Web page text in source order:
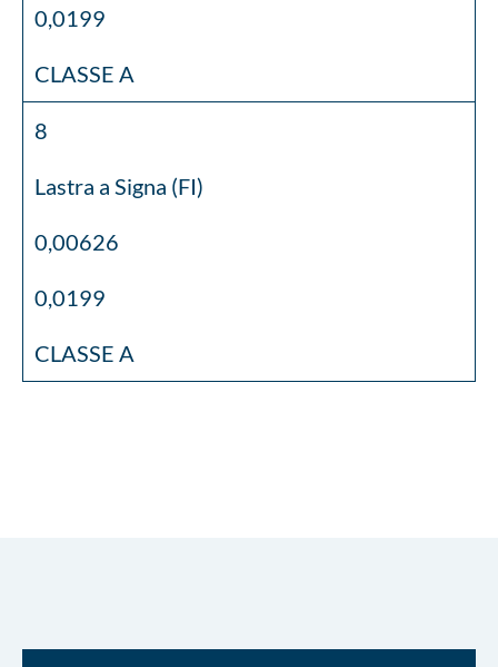
0,0199
CLASSE A
8
Lastra a Signa (FI)
0,00626
0,0199
CLASSE A